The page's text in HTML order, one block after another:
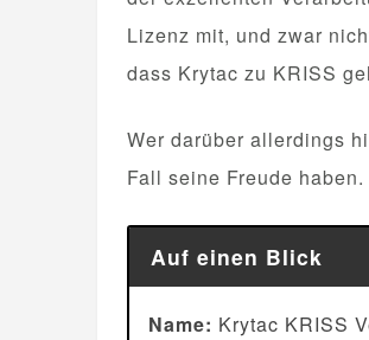
Lizenz mit, und zwar
dass Krytac zu KRISS
Wer darüber allerdings
Fall seine Freude haben.
Auf einen Blick
Name: Krytac KRISS